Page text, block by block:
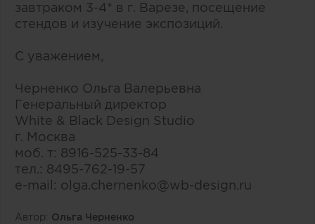
завтраком 3-4* в г. Варезе, посещение
стендов и изучение экспозиций.
С уважением,
Черненко Ольга Валерьевна
Генеральный директор
White & Black Design Studio
г. Москва
моб. т: 8916-525-33-84
тел.: 8495-762-19-57
e-mail: olga.chernenko@wb-design.ru
Автор: Ольга Черненко